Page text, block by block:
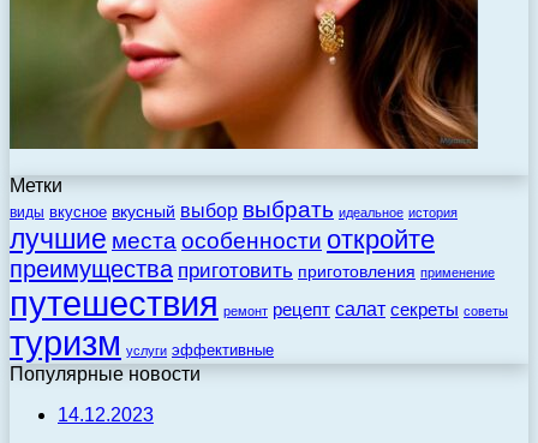
Метки
виды вкусное вкусный выбор выбрать идеальное история
лучшие места особенности откройте
преимущества приготовить приготовления применение
путешествия ремонт рецепт салат секреты советы
туризм услуги эффективные
Популярные новости
14.12.2023